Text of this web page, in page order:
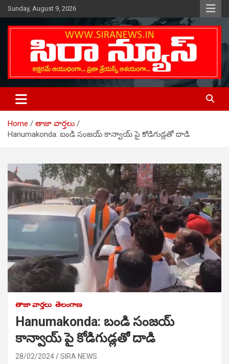
Skip
to
content
Sunday, August 9, 2026
SIRA NEWS
Telugu Online News Daily
Home
తాజా వార్తలు
Hanumakonda: బండి సంజయ్ కాన్వాయ్ పై కోడిగుడ్లతో దాడి
తాజా వార్తలు తెలంగాణ
Hanumakonda: బండి సంజయ్
కాన్వాయ్ పై కోడిగుడ్లతో దాడి
28/02/2024
SIRA NEWS